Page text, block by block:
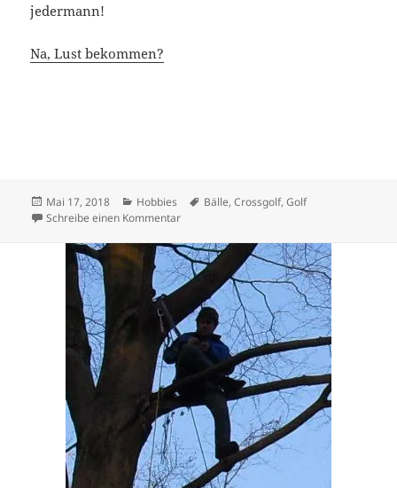
jedermann!
Na, Lust bekommen?
Veröffentlicht
am
Mai 17, 2018 Kategorien
Hobbies Schlagwörter
Bälle,Crossgolf,Golf
Schreibe einen Kommentarzu Crossgolf